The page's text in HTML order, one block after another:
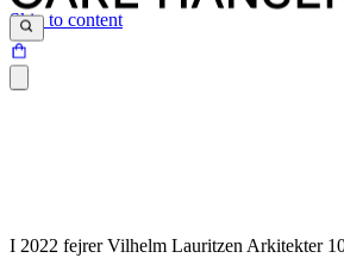
Skip to content
I 2022 fejrer Vilhelm Lauritzen Arkitekter